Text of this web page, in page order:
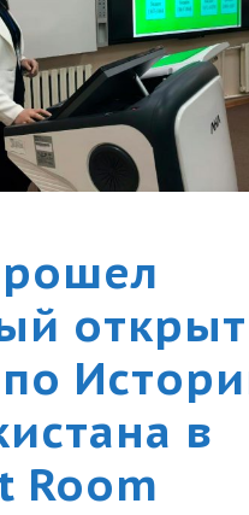
в
Room